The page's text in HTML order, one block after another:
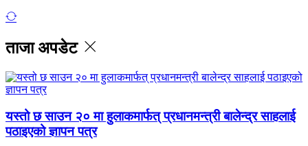
ताजा अपडेट
यस्तो छ साउन २० मा हुलाकमार्फत् प्रधानमन्त्री बालेन्द्र साहलाई
पठाइएको ज्ञापन पत्र